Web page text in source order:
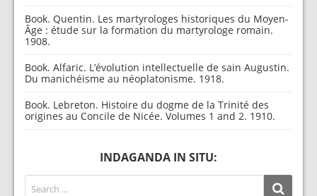
Book. Quentin. Les martyrologes historiques du Moyen-
Âge : étude sur la formation du martyrologe romain.
1908.
Book. Alfaric. L’évolution intellectuelle de sain Augustin.
Du manichéisme au néoplatonisme. 1918.
Book. Lebreton. Histoire du dogme de la Trinité des
origines au Concile de Nicée. Volumes 1 and 2. 1910.
INDAGANDA IN SITU: